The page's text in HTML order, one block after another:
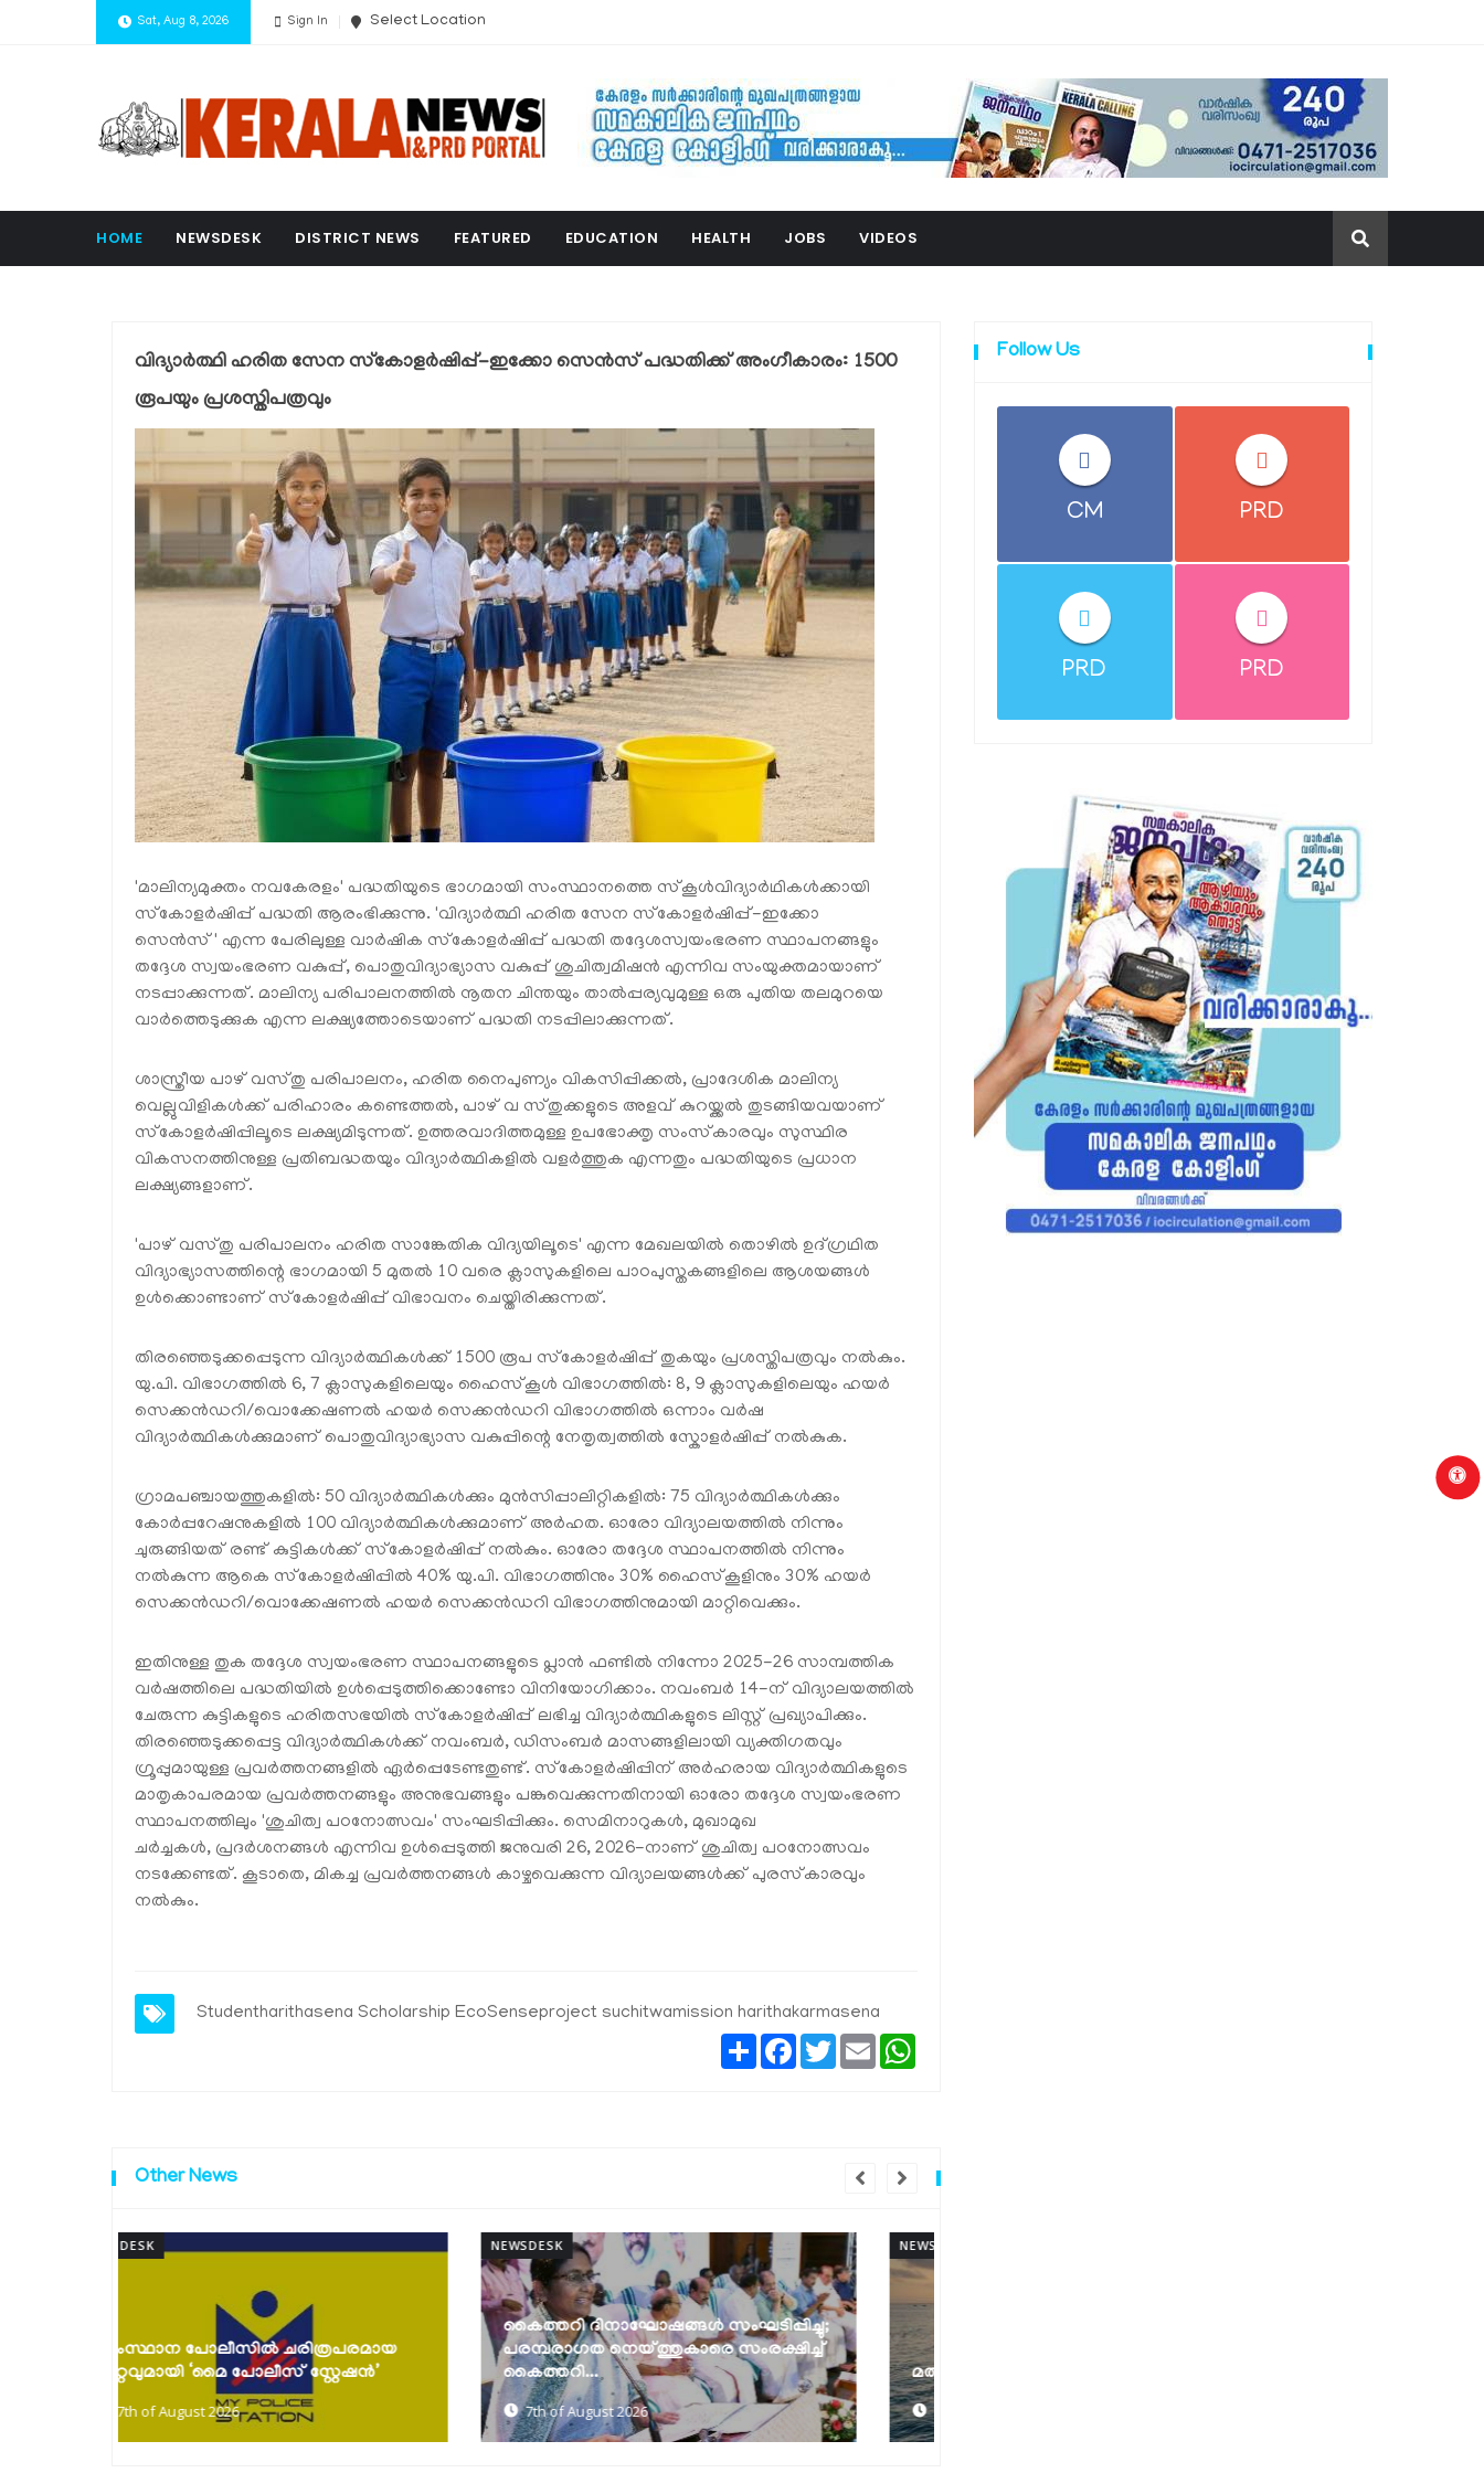
Sat, Aug 8, 2026 Sign In Select Location
HOME NEWSDESK DISTRICT NEWS FEATURED EDUCATION HEALTH JOBS VIDEOS
വിദ്യാർത്ഥി ഹരിത സേന സ്‌കോളർഷിപ്പ്-ഇക്കോ സെൻസ് പദ്ധതിക്ക് അംഗീകാരം: 1500
രൂപയും പ്രശസ്തിപത്രവും
'മാലിന്യമുക്തം നവകേരളം' പദ്ധതിയുടെ ഭാഗമായി സംസ്ഥാനത്തെ സ്‌കൂൾവിദ്യാർഥികൾക്കായി
സ്‌കോളർഷിപ്പ് പദ്ധതി ആരംഭിക്കുന്നു. 'വിദ്യാർത്ഥി ഹരിത സേന സ്‌കോളർഷിപ്പ്-ഇക്കോ
സെൻസ്' എന്ന പേരിലുള്ള വാർഷിക സ്‌കോളർഷിപ്പ് പദ്ധതി തദ്ദേശസ്വയംഭരണ സ്ഥാപനങ്ങളും
തദ്ദേശ സ്വയംഭരണ വകുപ്പ്, പൊതുവിദ്യാഭ്യാസ വകുപ്പ് ശുചിത്വമിഷൻ എന്നിവ സംയുക്തമായാണ്
നടപ്പാക്കുന്നത്. മാലിന്യ പരിപാലനത്തിൽ നൂതന ചിന്തയും താൽപ്പര്യവുമുള്ള ഒരു പുതിയ തലമുറയെ
വാർത്തെടുക്കുക എന്ന ലക്ഷ്യത്തോടെയാണ് പദ്ധതി നടപ്പിലാക്കുന്നത്.
ശാസ്ത്രീയ പാഴ് വസ്തു പരിപാലനം, ഹരിത നൈപുണ്യം വികസിപ്പിക്കൽ, പ്രാദേശിക മാലിന്യ
വെല്ലുവിളികൾക്ക് പരിഹാരം കണ്ടെത്തൽ, പാഴ് വ സ്തുക്കളുടെ അളവ് കുറയ്ക്കൽ തുടങ്ങിയവയാണ്
സ്‌കോളർഷിപ്പിലൂടെ ലക്ഷ്യമിടുന്നത്. ഉത്തരവാദിത്തമുള്ള ഉപഭോക്തൃ സംസ്‌കാരവും സുസ്ഥിര
വികസനത്തിനുള്ള പ്രതിബദ്ധതയും വിദ്യാർത്ഥികളിൽ വളർത്തുക എന്നതും പദ്ധതിയുടെ പ്രധാന
ലക്ഷ്യങ്ങളാണ്.
'പാഴ് വസ്തു പരിപാലനം ഹരിത സാങ്കേതിക വിദ്യയിലൂടെ' എന്ന മേഖലയിൽ തൊഴിൽ ഉദ്ഗ്രഥിത
വിദ്യാഭ്യാസത്തിന്റെ ഭാഗമായി 5 മുതൽ 10 വരെ ക്ലാസുകളിലെ പാഠപുസ്തകങ്ങളിലെ ആശയങ്ങൾ
ഉൾക്കൊണ്ടാണ് സ്‌കോളർഷിപ്പ് വിഭാവനം ചെയ്തിരിക്കുന്നത്.
തിരഞ്ഞെടുക്കപ്പെടുന്ന വിദ്യാർത്ഥികൾക്ക് 1500 രൂപ സ്‌കോളർഷിപ്പ് തുകയും പ്രശസ്തിപത്രവും നൽകും.
യു.പി. വിഭാഗത്തിൽ 6, 7 ക്ലാസുകളിലെയും ഹൈസ്‌കൂൾ വിഭാഗത്തിൽ: 8, 9 ക്ലാസുകളിലെയും ഹയർ
സെക്കൻഡറി/വൊക്കേഷണൽ ഹയർ സെക്കൻഡറി വിഭാഗത്തിൽ ഒന്നാം വർഷ
വിദ്യാർത്ഥികൾക്കുമാണ് പൊതുവിദ്യാഭ്യാസ വകുപ്പിന്റെ നേതൃത്വത്തിൽ സ്കോളർഷിപ്പ് നൽകുക.
ഗ്രാമപഞ്ചായത്തുകളിൽ: 50 വിദ്യാർത്ഥികൾക്കും മുൻസിപ്പാലിറ്റികളിൽ: 75 വിദ്യാർത്ഥികൾക്കും
കോർപ്പറേഷനുകളിൽ 100 വിദ്യാർത്ഥികൾക്കുമാണ് അർഹത. ഓരോ വിദ്യാലയത്തിൽ നിന്നും
ചുരുങ്ങിയത് രണ്ട് കുട്ടികൾക്ക് സ്‌കോളർഷിപ്പ് നൽകും. ഓരോ തദ്ദേശ സ്ഥാപനത്തിൽ നിന്നും
നൽകുന്ന ആകെ സ്‌കോളർഷിപ്പിൽ 40% യു.പി. വിഭാഗത്തിനും 30% ഹൈസ്‌കൂളിനും 30% ഹയർ
സെക്കൻഡറി/വൊക്കേഷണൽ ഹയർ സെക്കൻഡറി വിഭാഗത്തിനുമായി മാറ്റിവെക്കും.
ഇതിനുള്ള തുക തദ്ദേശ സ്വയംഭരണ സ്ഥാപനങ്ങളുടെ പ്ലാൻ ഫണ്ടിൽ നിന്നോ 2025-26 സാമ്പത്തിക
വർഷത്തിലെ പദ്ധതിയിൽ ഉൾപ്പെടുത്തിക്കൊണ്ടോ വിനിയോഗിക്കാം. നവംബർ 14-ന് വിദ്യാലയത്തിൽ
ചേരുന്ന കുട്ടികളുടെ ഹരിതസഭയിൽ സ്‌കോളർഷിപ്പ് ലഭിച്ച വിദ്യാർത്ഥികളുടെ ലിസ്റ്റ് പ്രഖ്യാപിക്കും.
തിരഞ്ഞെടുക്കപ്പെട്ട വിദ്യാർത്ഥികൾക്ക് നവംബർ, ഡിസംബർ മാസങ്ങളിലായി വ്യക്തിഗതവും
ഗ്രൂപ്പുമായുള്ള പ്രവർത്തനങ്ങളിൽ ഏർപ്പെടേണ്ടതുണ്ട്. സ്‌കോളർഷിപ്പിന് അർഹരായ വിദ്യാർത്ഥികളുടെ
മാതൃകാപരമായ പ്രവർത്തനങ്ങളും അനുഭവങ്ങളും പങ്കുവെക്കുന്നതിനായി ഓരോ തദ്ദേശ സ്വയംഭരണ
സ്ഥാപനത്തിലും 'ശുചിത്വ പഠനോത്സവം' സംഘടിപ്പിക്കും. സെമിനാറുകൾ, മുഖാമുഖ
ചർച്ചകൾ, പ്രദർശനങ്ങൾ എന്നിവ ഉൾപ്പെടുത്തി ജനുവരി 26, 2026-നാണ് ശുചിത്വ പഠനോത്സവം
നടക്കേണ്ടത്. കൂടാതെ, മികച്ച പ്രവർത്തനങ്ങൾ കാഴ്ചവെക്കുന്ന വിദ്യാലയങ്ങൾക്ക് പുരസ്‌കാരവും
നൽകും.
Studentharithasena Scholarship EcoSenseproject suchitwamission harithakarmasena
ShareFacebook
TwitterEmail
Other News
NEWSDESK
കൈത്തറി ദിനാഘോഷങ്ങൾ സംഘടിപ്പിച്ചു;
പരമ്പരാഗത നെയ്ത്തുകാരെ സംരക്ഷിച്ച്
കൈത്തറി...
7th of August 2026
NEWSDESK
മത്സ്യത്തൊഴിലാളി ജാഗ്രത നിർദേശം
7th of August 2026
Follow Us
CM PRD
PRD PRD